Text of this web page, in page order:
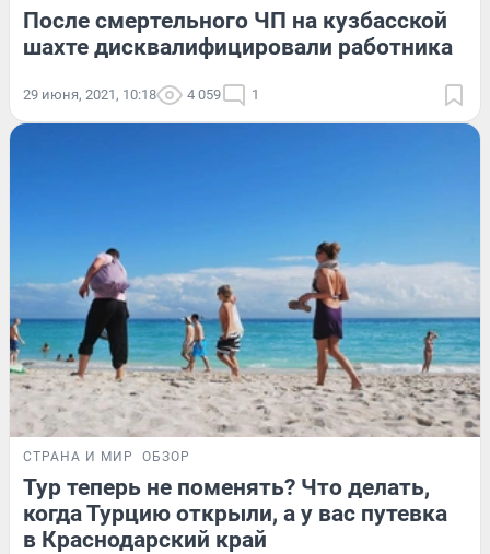
После смертельного ЧП на кузбасской
шахте дисквалифицировали работника
29 июня, 2021, 10:18 4 059 1
СТРАНА И МИР ОБЗОР
Тур теперь не поменять? Что делать,
когда Турцию открыли, а у вас путевка
в Краснодарский край